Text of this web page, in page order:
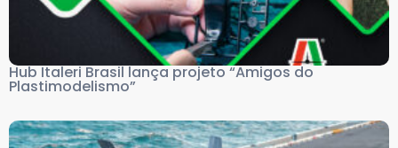
Hub Italeri Brasil lança projeto “Amigos do
Plastimodelismo”